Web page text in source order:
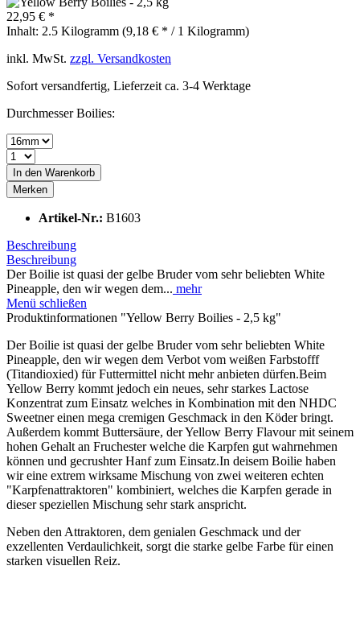
22,95 € *
Inhalt: 2.5 Kilogramm (9,18 € * / 1 Kilogramm)
inkl. MwSt. zzgl. Versandkosten
Sofort versandfertig, Lieferzeit ca. 3-4 Werktage
Durchmesser Boilies:
In den Warenkorb
Merken
Artikel-Nr.: B1603
Beschreibung
Beschreibung
Der Boilie ist quasi der gelbe Bruder vom sehr beliebten White
Pineapple, den wir wegen dem... mehr
Menü schließen
Produktinformationen "Yellow Berry Boilies - 2,5 kg"
Der Boilie ist quasi der gelbe Bruder vom sehr beliebten White
Pineapple, den wir wegen dem Verbot vom weißen Farbstofff
(Titandioxied) für Futtermittel nicht mehr anbieten dürfen.Beim
Yellow Berry kommt jedoch ein neues, sehr starkes Lactose
Konzentrat zum Einsatz welches in Kombination mit den NHDC
Sweetner einen mega cremigen Geschmack in den Köder bringt.
Außerdem kommt Buttersäure, der Yellow Berry Flavour mit seinem
hohen Gehalt an Fruchester welche die Karpfen gut wahrnehmen
können und gecrushter Hanf zum Einsatz.In deisem Boilie haben
wir eine extrem wirksame Mischung von zwei weiteren echten
"Karpfenattraktoren" kombiniert, welches die Karpfen gerade in
dieser speziellen Mischung sehr stark anspricht.
Neben den Attraktoren, dem genialen Geschmack und der
exzellenten Verdaulichkeit, sorgt die starke gelbe Farbe für einen
starken visuellen Reiz.